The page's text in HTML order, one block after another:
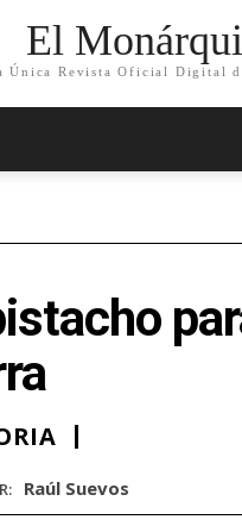
El
Única Revista Oficial Digital
Raúl Suevos